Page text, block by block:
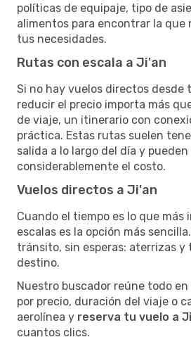
políticas de equipaje, tipo de
alimentos para encontrar la que
tus necesidades.
Rutas con escala a Ji'an
Si no hay vuelos directos desde
reducir el precio importa más
de viaje, un itinerario con
práctica. Estas rutas suelen
salida a lo largo del día y
considerablemente el costo.
Vuelos directos a Ji'an
Cuando el tiempo es lo que más
escalas es la opción más
tránsito, sin esperas: aterrizas y
destino.
Nuestro buscador reúne todo
por precio, duración del viaje o
aerolínea y reserva tu vuelo a
cuantos clics.